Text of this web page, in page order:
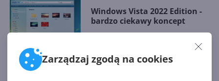
Zarządzaj zgodą na cookies
Windows Vista 2022 Edition -
bardzo ciekawy koncept
Longhorn Live, czyli sieć